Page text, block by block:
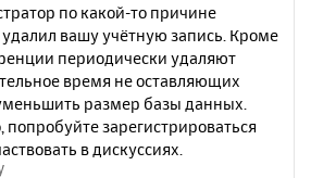
по какой-то причине
вашу учётную запись. Кроме
периодически удаляют
время не оставляющих
размер базы данных.
попробуйте зарегистрироваться
в дискуссиях.